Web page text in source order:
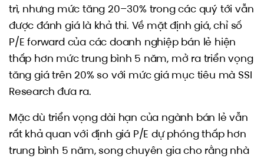
trì, nhưng mức tăng 20–30% trong các quý tới vẫn
được đánh giá là khả thi. Về mặt định giá, chỉ số
P/E forward của các doanh nghiệp bán lẻ hiện
thấp hơn mức trung bình 5 năm, mở ra triển vọng
tăng giá trên 20% so với mức giá mục tiêu mà SSI
Research đưa ra.
Mặc dù triển vọng dài hạn của ngành bán lẻ vẫn
rất khả quan với định giá P/E dự phóng thấp hơn
trung bình 5 năm, song chuyên gia cho rằng nhà